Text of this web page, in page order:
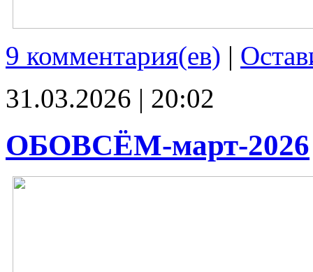
9 комментария(ев) |
31.03.2026 | 20:02
ОБОВСЁМ-март-2026